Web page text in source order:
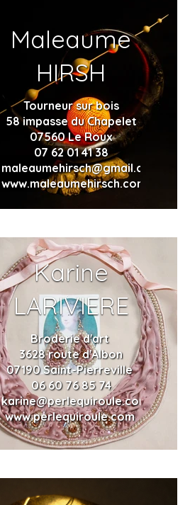
Maleaume
HIRSH
Tourneur sur bois
58 impasse du Chapelet
07560 Le Roux
07 62 01 41 38
maleaumehirsch@gmail.com
www.maleaumehirsch.com
Karine
LARIVIERE
Broderie d'art
3628 route d'Albon
07190 Saint-Pierreville
06 60 76 85 74
karine@perlequiroule.com
www.perlequiroule.com